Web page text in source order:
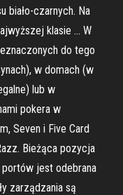
biało-czarnych. Na
klasie … W
do tego
w domach (w
lub w
pokera w
Seven i Five Card
Bieżąca pozycja
portów jest odebrana
zarządzania są